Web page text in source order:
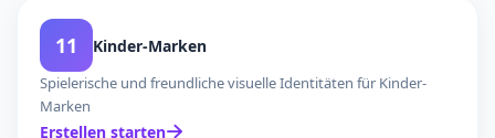
11 Kinder-Marken
Spielerische und freundliche visuelle Identitäten für Kinder-
Marken
Erstellen starten